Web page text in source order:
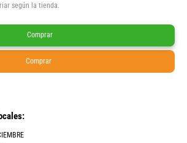
según la tienda.
Comprar
Comprar